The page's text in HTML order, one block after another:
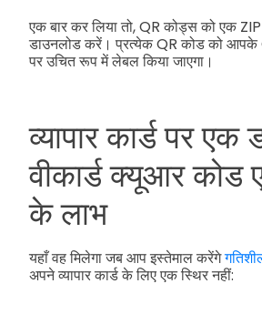
एक बार कर लिया तो, QR कोड्स को एक
डाउनलोड करें। प्रत्येक QR कोड को आपके
पर उचित रूप में लेबल किया जाएगा।
व्यापार कार्ड पर एक
वीकार्ड क्यूआर कोड
के लाभ
यहाँ वह मिलेगा जब आप इस्तेमाल करेंगे
अपने व्यापार कार्ड के लिए एक स्थिर नहीं: